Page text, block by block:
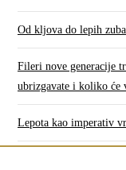
Od kljova do lepih
Fileri nove generacije
ubrizgavate i koliko će
Lepota kao imperativ